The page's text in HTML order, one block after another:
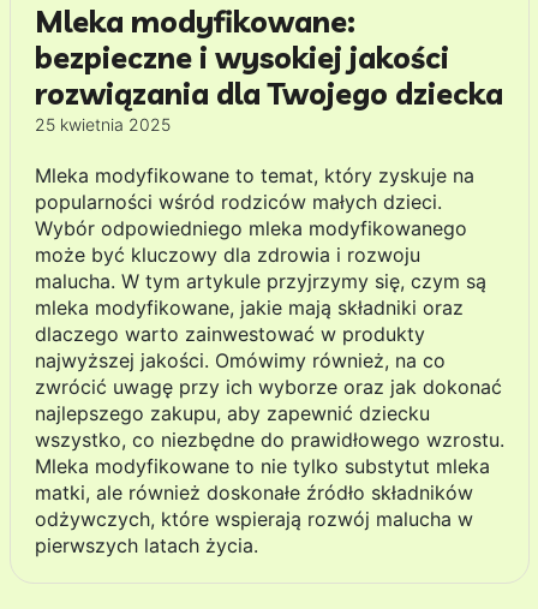
Mleka modyfikowane:
bezpieczne i wysokiej jakości
rozwiązania dla Twojego dziecka
25 kwietnia 2025
Mleka modyfikowane to temat, który zyskuje na
popularności wśród rodziców małych dzieci.
Wybór odpowiedniego mleka modyfikowanego
może być kluczowy dla zdrowia i rozwoju
malucha. W tym artykule przyjrzymy się, czym są
mleka modyfikowane, jakie mają składniki oraz
dlaczego warto zainwestować w produkty
najwyższej jakości. Omówimy również, na co
zwrócić uwagę przy ich wyborze oraz jak dokonać
najlepszego zakupu, aby zapewnić dziecku
wszystko, co niezbędne do prawidłowego wzrostu.
Mleka modyfikowane to nie tylko substytut mleka
matki, ale również doskonałe źródło składników
odżywczych, które wspierają rozwój malucha w
pierwszych latach życia.